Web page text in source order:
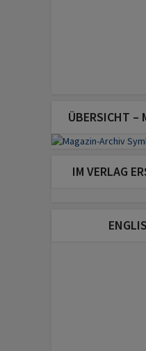
ÜBERSICHT –
IM VERLAG